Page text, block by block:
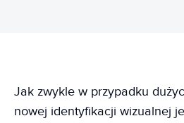
Jak zwykle w przypadku
nowej identyfikacji wizualnej